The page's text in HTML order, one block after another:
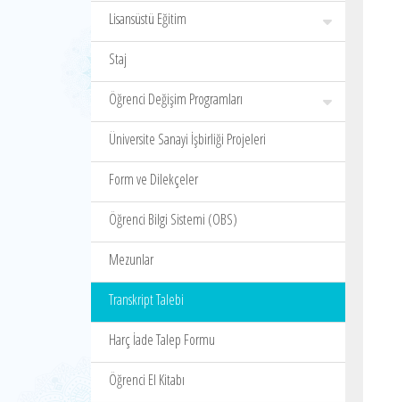
Lisansüstü Eğitim
Staj
Öğrenci Değişim Programları
Üniversite Sanayi İşbirliği Projeleri
Form ve Dilekçeler
Öğrenci Bilgi Sistemi (OBS)
Mezunlar
Transkript Talebi
Harç İade Talep Formu
Öğrenci El Kitabı